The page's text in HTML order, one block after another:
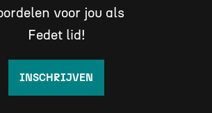
voor jou als
Fedet lid!
INSCHRIJVEN